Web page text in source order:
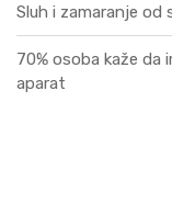
Sluh i zamaranje od
70% osoba kaže da
aparat